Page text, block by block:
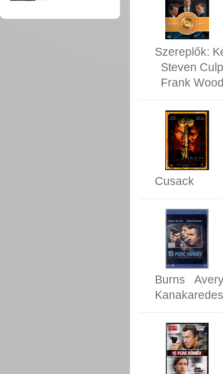
Szereplők:
Steven Culp
Frank
Cusack
Burns
Kanakaredes